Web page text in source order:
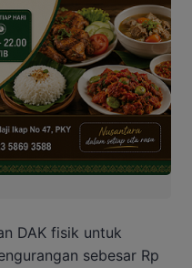
DAK fisik untuk
sebesar Rp